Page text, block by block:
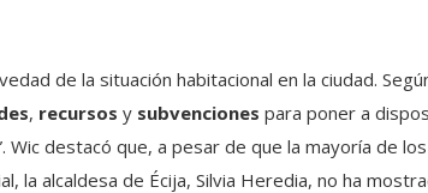
de la situación habitacional en la ciudad.
, recursos y subvenciones para poner a
Wic destacó que, a pesar de que la mayoría de
la alcaldesa de Écija, Silvia Heredia, no ha